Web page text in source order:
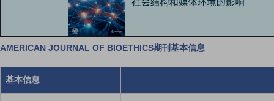
AMERICAN JOURNAL OF BIOETHICS期刊基本信息
基本信息